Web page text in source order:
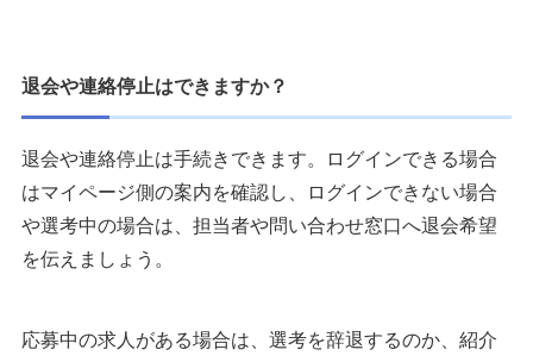
退会や連絡停止はできますか？
退会や連絡停止は手続きできます。ログインできる場合
はマイページ側の案内を確認し、ログインできない場合
や選考中の場合は、担当者や問い合わせ窓口へ退会希望
を伝えましょう。
応募中の求人がある場合は、選考を辞退するのか、紹介